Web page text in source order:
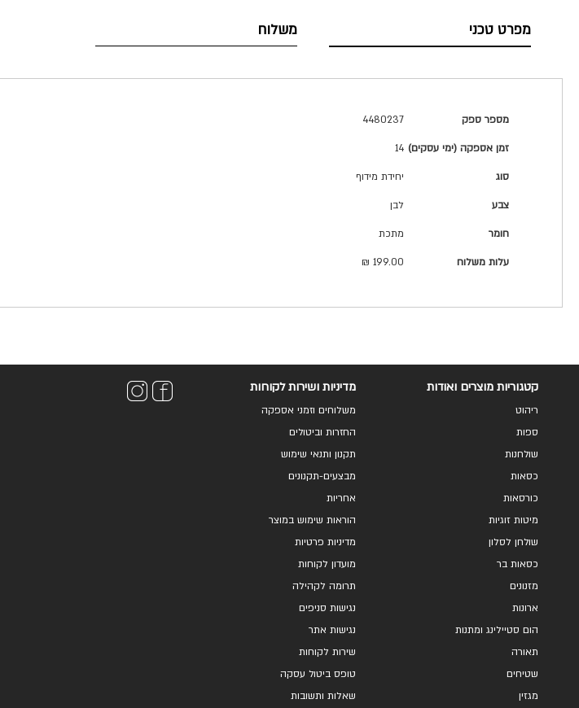
מפרט טכני
מספר ספק 4480237
זמן אספקה (ימי עסקים) 14
סוג יחידת מידוף
צבע לבן
חומר מתכת
עלות משלוח 199.00 ₪
משלוח
קטגוריות מוצרים ואודות
ריהוט
ספות
שולחנות
כסאות
כורסאות
מיטות זוגיות
שולחן לסלון
כסאות בר
מזנונים
ארונות
הום סטיילינג ומתנות
תאורה
שטיחים
מגזין
מדיניות ושירות לקוחות
משלוחים וזמני אספקה
החזרות וביטולים
תקנון ותנאי שימוש
מבצעים-תקנונים
אחריות
הוראות שימוש במוצר
מדיניות פרטיות
מועדון לקוחות
תרומה לקהילה
נגישות סניפים
נגישות אתר
שירות לקוחות
טופס ביטול עסקה
שאלות ותשובות